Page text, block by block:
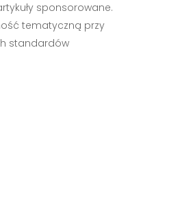
sponsorowane.
tematyczną przy
standardów